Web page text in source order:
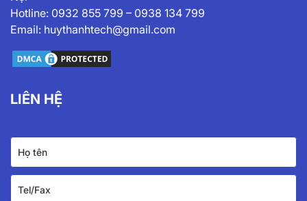
Hotline: 0932 855 799 – 0938 134 799
Email: huythanhtech@gmail.com
LIÊN HỆ